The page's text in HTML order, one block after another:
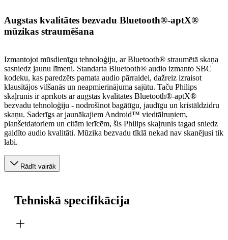
Augstas kvalitātes bezvadu Bluetooth®-aptX®
mūzikas straumēšana
Izmantojot mūsdienīgu tehnoloģiju, ar Bluetooth® straumētā skaņa
sasniedz jaunu līmeni. Standarta Bluetooth® audio izmanto SBC
kodeku, kas paredzēts pamata audio pārraidei, dažreiz izraisot
klausītājos vilšanās un neapmierinājuma sajūtu. Taču Philips
skaļrunis ir aprīkots ar augstas kvalitātes Bluetooth®-aptX®
bezvadu tehnoloģiju - nodrošinot bagātīgu, jaudīgu un kristāldzidru
skaņu. Saderīgs ar jaunākajiem Android™ viedtālruņiem,
planšetdatoriem un citām ierīcēm, šis Philips skaļrunis tagad sniedz
gaidīto audio kvalitāti. Mūzika bezvadu tīklā nekad nav skanējusi tik
labi.
Rādīt vairāk
Tehniskā specifikācija